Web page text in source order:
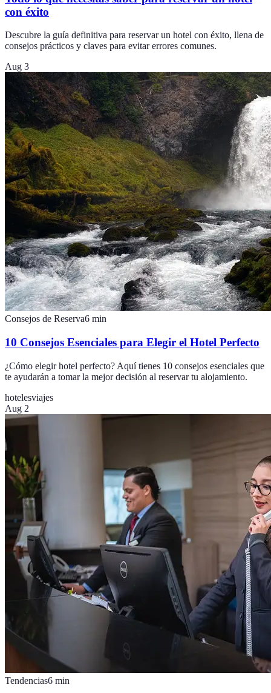
con éxito
Descubre la guía definitiva para reservar un hotel con éxito, llena de
consejos prácticos y claves para evitar errores comunes.
Aug 3
Consejos de Reserva6 min
10 Consejos Esenciales para Elegir el Hotel Perfecto
¿Cómo elegir hotel perfecto? Aquí tienes 10 consejos esenciales que
te ayudarán a tomar la mejor decisión al reservar tu alojamiento.
hotelesviajes
Aug 2
Tendencias6 min